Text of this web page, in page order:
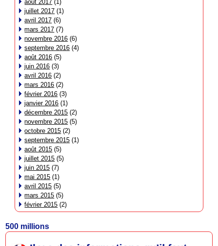
août 2017 (1)
juillet 2017 (1)
avril 2017 (6)
mars 2017 (7)
novembre 2016 (6)
septembre 2016 (4)
août 2016 (5)
juin 2016 (3)
avril 2016 (2)
mars 2016 (2)
février 2016 (3)
janvier 2016 (1)
décembre 2015 (2)
novembre 2015 (5)
octobre 2015 (2)
septembre 2015 (1)
août 2015 (5)
juillet 2015 (5)
juin 2015 (7)
mai 2015 (1)
avril 2015 (5)
mars 2015 (5)
février 2015 (2)
500 millions